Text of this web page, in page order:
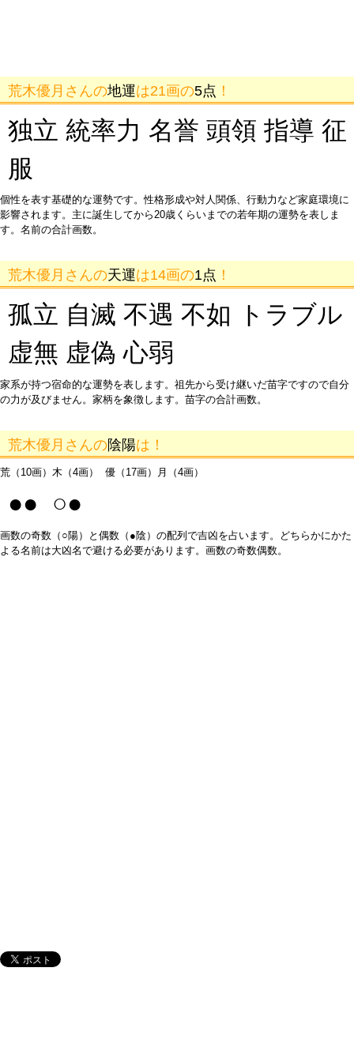
荒木優月さんの地運は21画の5点 ！
独立 統率力 名誉 頭領 指導 征
服
個性を表す基礎的な運勢です。性格形成や対人関係、行動力など家庭環境に
影響されます。主に誕生してから20歳くらいまでの若年期の運勢を表しま
す。名前の合計画数。
荒木優月さんの天運は14画の1点 ！
孤立 自滅 不遇 不如 トラブル
虚無 虚偽 心弱
家系が持つ宿命的な運勢を表します。祖先から受け継いだ苗字ですので自分
の力が及びません。家柄を象徴します。苗字の合計画数。
荒木優月さんの陰陽は！
荒（10画）木（4画） 優（17画）月（4画）
●● ○●
画数の奇数（○陽）と偶数（●陰）の配列で吉凶を占います。どちらかにかた
よる名前は大凶名で避ける必要があります。画数の奇数偶数。